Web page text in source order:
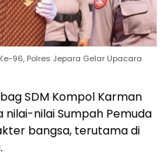
96, Polres Jepara Gelar Upacara
SDM Kompol Karman
nilai Sumpah Pemuda
bangsa, terutama di